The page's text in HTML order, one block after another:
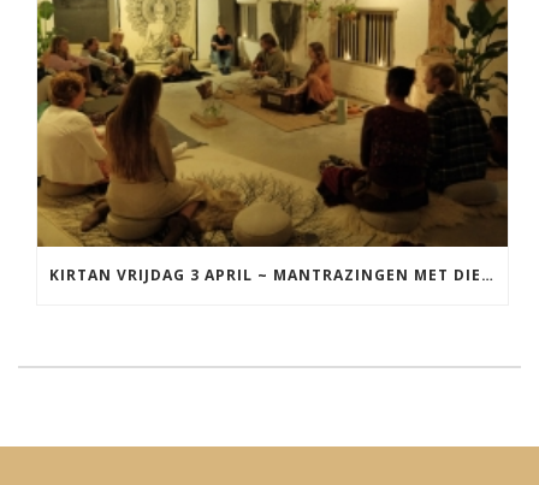
KIRTAN VRIJDAG 3 APRIL ~ MANTRAZINGEN MET DIEDERICK IN LEEUWARDEN